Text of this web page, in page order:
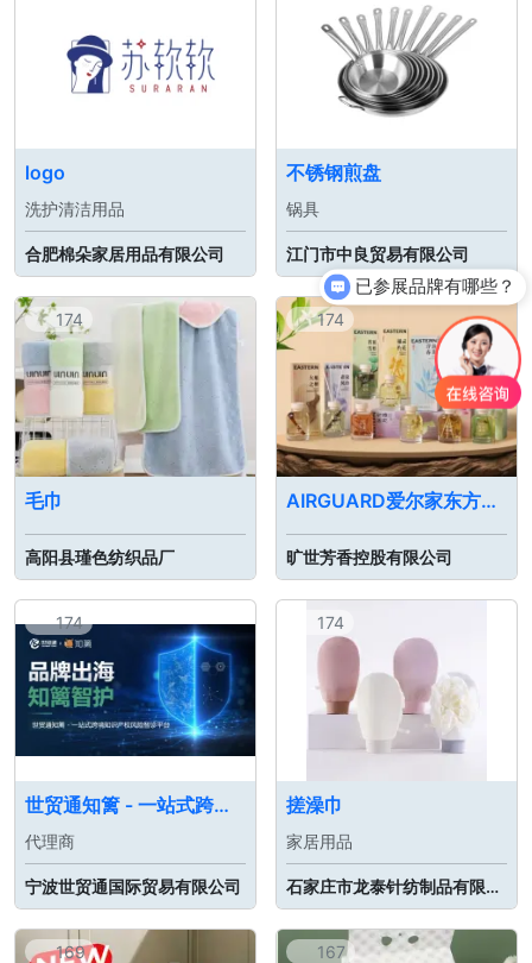
logo
洗护清洁用品
合肥棉朵家居用品有限公司
不锈钢煎盘
锅具
江门市中良贸易有限公司
174
毛巾
高阳县瑾色纺织品厂
174
AIRGUARD爱尔家东方物语挥发液
旷世芳香控股有限公司
174
世贸通知篱 - 一站式跨境知识产权风险智诊平台
代理商
宁波世贸通国际贸易有限公司
174
搓澡巾
家居用品
石家庄市龙泰针纺制品有限公司
169 167
已参展品牌有哪些？
你们是怎么收费的呢？